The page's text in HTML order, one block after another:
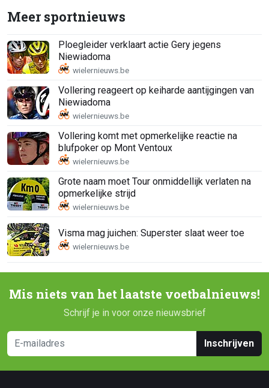
Meer sportnieuws
Ploegleider verklaart actie Gery jegens
Niewiadoma
Vollering reageert op keiharde aantijgingen van
Niewiadoma
Vollering komt met opmerkelijke reactie na
blufpoker op Mont Ventoux
Grote naam moet Tour onmiddellijk verlaten na
opmerkelijke strijd
Visma mag juichen: Superster slaat weer toe
Mis niets van het laatste voetbalnieuws!
Schrijf je in voor onze nieuwsbrief
Inschrijven